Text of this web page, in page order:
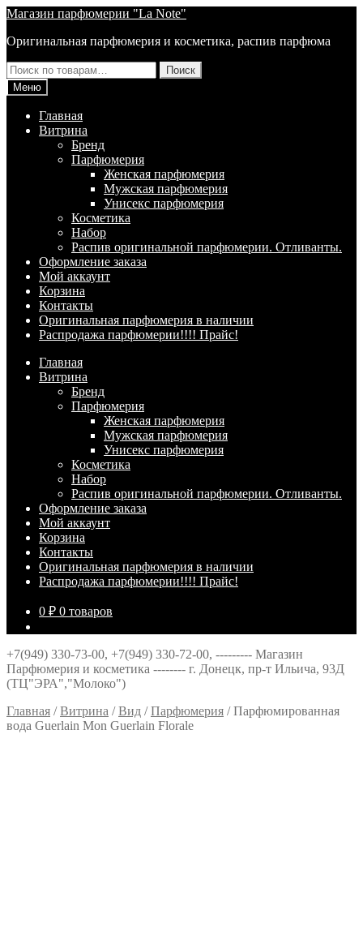
Перейти
навигации
Перейти
содержимому
Магазин парфюмерии "La Note"
Оригинальная парфюмерия и косметика, распив парфюма
Искать:
Поиск
Меню
Главная
Витрина
Брeнд
Парфюмерия
Женская парфюмерия
Мужская парфюмерия
Унисекс парфюмерия
Косметика
Набор
Распив оригинальной парфюмерии. Отливанты.
Оформление заказа
Мой аккаунт
Корзина
Контакты
Оригинальная парфюмерия в наличии
Распродажа парфюмерии!!!! Прайс!
Главная
Витрина
Брeнд
Парфюмерия
Женская парфюмерия
Мужская парфюмерия
Унисекс парфюмерия
Косметика
Набор
Распив оригинальной парфюмерии. Отливанты.
Оформление заказа
Мой аккаунт
Корзина
Контакты
Оригинальная парфюмерия в наличии
Распродажа парфюмерии!!!! Прайс!
0 ₽ 0 товаров
+7(949) 330-73-00, +7(949) 330-72-00, --------- Магазин
Парфюмерия и косметика -------- г. Донецк, пр-т Ильича, 93Д
(ТЦ"ЭРА","Молоко")
Главная /Витрина /Вид /Парфюмерия /Парфюмированная
вода Guerlain Mon Guerlain Florale